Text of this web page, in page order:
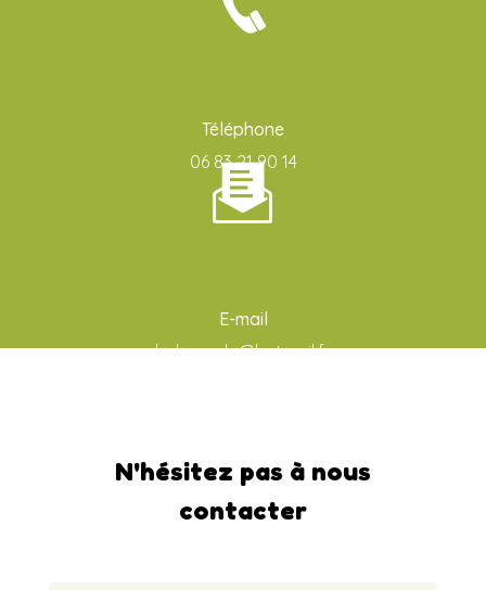
Téléphone
06 83 21 90 14
E-mail
ludo-aude@hotmail.fr
N'hésitez pas à nous
contacter